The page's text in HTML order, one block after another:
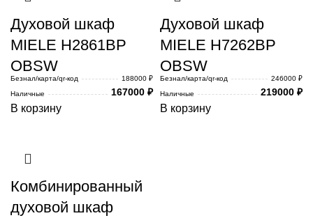
Духовой шкаф
MIELE H2861BP
OBSW
Безнал/карта/qr-код
188000 ₽
Наличные
167000 ₽
В корзину
Духовой шкаф
MIELE H7262BP
OBSW
Безнал/карта/qr-код
246000 ₽
Наличные
219000 ₽
В корзину
Комбинированный
духовой шкаф